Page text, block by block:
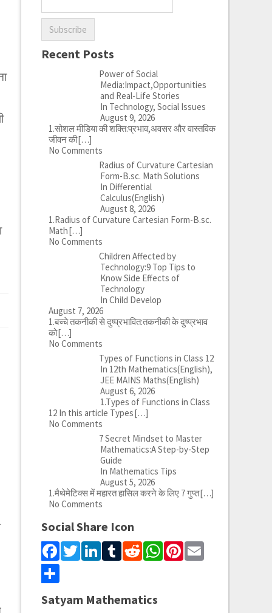
Recent Posts
Power of Social
Media:Impact,Opportunities
and Real-Life Stories
In Technology, Social Issues
August 9, 2026
1.सोशल मीडिया की शक्ति:प्रभाव,अवसर और वास्तविक
जीवन की[…]
No Comments
Radius of Curvature Cartesian
Form-B.sc. Math Solutions
In Differential
Calculus(English)
August 8, 2026
1.Radius of Curvature Cartesian Form-B.sc.
Math[…]
No Comments
Children Affected by
Technology:9 Top Tips to
Know Side Effects of
Technology
In Child Develop
August 7, 2026
1.बच्चे तकनीकी से दुष्प्रभावित:तकनीकी के दुष्प्रभाव
को[…]
No Comments
Types of Functions in Class 12
In 12th Mathematics(English),
JEE MAINS Maths(English)
August 6, 2026
1.Types of Functions in Class
12 In this article Types[…]
No Comments
7 Secret Mindset to Master
Mathematics:A Step-by-Step
Guide
In Mathematics Tips
August 5, 2026
1.मैथेमेटिक्स में महारत हासिल करने के लिए 7 गुप्त[…]
No Comments
Social Share Icon
Facebook
Twitter
LinkedIn
Tumblr
Reddit
WhatsApp
Pinterest
Email
Share
Satyam Mathematics